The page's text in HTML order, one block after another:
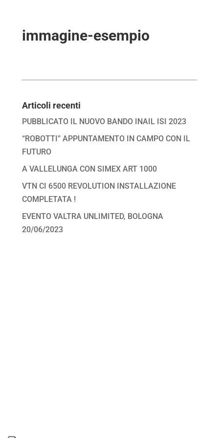
immagine-esempio
Articoli recenti
PUBBLICATO IL NUOVO BANDO INAIL ISI 2023
“ROBOTTI” APPUNTAMENTO IN CAMPO CON IL
FUTURO
A VALLELUNGA CON SIMEX ART 1000
VTN CI 6500 REVOLUTION INSTALLAZIONE
COMPLETATA !
EVENTO VALTRA UNLIMITED, BOLOGNA
20/06/2023